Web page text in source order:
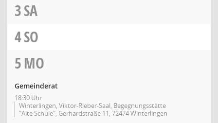
3SA
4SO
5MO
Gemeinderat
18:30 Uhr
Winterlingen, Viktor-Rieber-Saal, Begegnungsstätte
"Alte Schule", Gerhardstraße 11, 72474 Winterlingen